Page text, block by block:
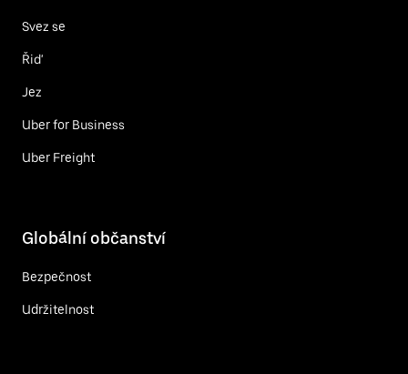
Svez se
Řiď
Jez
Uber for Business
Uber Freight
Globální občanství
Bezpečnost
Udržitelnost